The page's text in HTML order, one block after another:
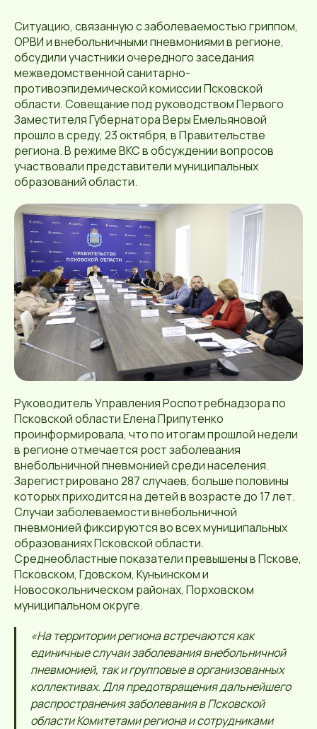
Ситуацию, связанную с заболеваемостью гриппом,
ОРВИ и внебольничными пневмониями в регионе,
обсудили участники очередного заседания
межведомственной санитарно-
противоэпидемической комиссии Псковской
области. Совещание под руководством Первого
Заместителя Губернатора Веры Емельяновой
прошло в среду, 23 октября, в Правительстве
региона. В режиме ВКС в обсуждении вопросов
участвовали представители муниципальных
образований области.
Руководитель Управления Роспотребнадзора по
Псковской области Елена Припутенко
проинформировала, что по итогам прошлой недели
в регионе отмечается рост заболевания
внебольничной пневмонией среди населения.
Зарегистрировано 287 случаев, больше половины
которых приходится на детей в возрасте до 17 лет.
Случаи заболеваемости внебольничной
пневмонией фиксируются во всех муниципальных
образованиях Псковской области.
Среднеобластные показатели превышены в Пскове,
Псковском, Гдовском, Куньинском и
Новосокольническом районах, Порховском
муниципальном округе.
«На территории региона встречаются как
единичные случаи заболевания внебольничной
пневмонией, так и групповые в организованных
коллективах. Для предотвращения дальнейшего
распространения заболевания в Псковской
области Комитетами региона и сотрудниками